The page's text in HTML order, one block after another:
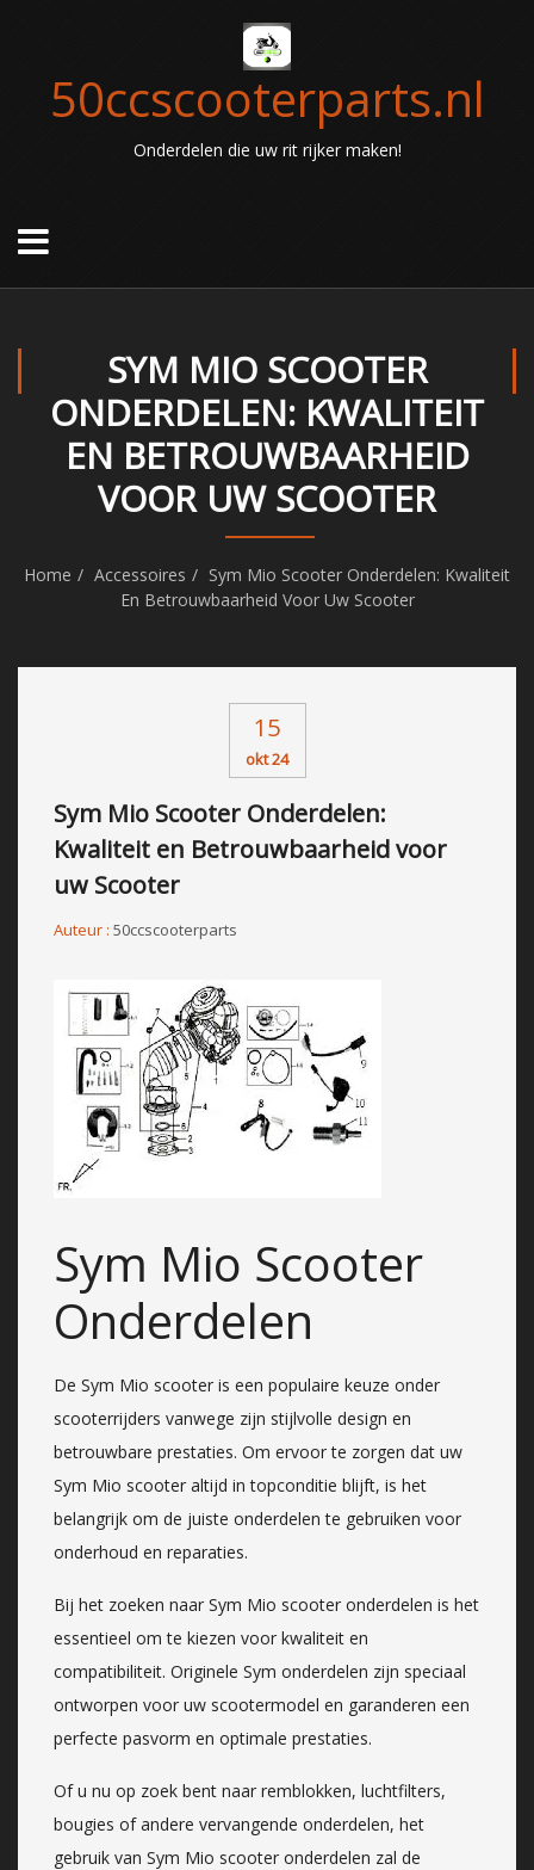
50ccscooterparts.nl
Onderdelen die uw rit rijker maken!
SYM MIO SCOOTER
ONDERDELEN: KWALITEIT
EN BETROUWBAARHEID
VOOR UW SCOOTER
Home Accessoires
Sym Mio Scooter Onderdelen: Kwaliteit
En Betrouwbaarheid Voor Uw Scooter
15
okt 24
Sym Mio Scooter Onderdelen:
Kwaliteit en Betrouwbaarheid voor
uw Scooter
Auteur : 50ccscooterparts
Sym Mio Scooter
Onderdelen
De Sym Mio scooter is een populaire keuze onder
scooterrijders vanwege zijn stijlvolle design en
betrouwbare prestaties. Om ervoor te zorgen dat uw
Sym Mio scooter altijd in topconditie blijft, is het
belangrijk om de juiste onderdelen te gebruiken voor
onderhoud en reparaties.
Bij het zoeken naar Sym Mio scooter onderdelen is het
essentieel om te kiezen voor kwaliteit en
compatibiliteit. Originele Sym onderdelen zijn speciaal
ontworpen voor uw scootermodel en garanderen een
perfecte pasvorm en optimale prestaties.
Of u nu op zoek bent naar remblokken, luchtfilters,
bougies of andere vervangende onderdelen, het
gebruik van Sym Mio scooter onderdelen zal de